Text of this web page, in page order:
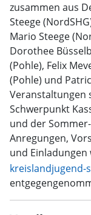
zusammen aus
Steege
Mario Steege
Dorothee
(Pohle), Felix
(Pohle) und
Veranstaltungen
Schwerpunkt
und der
Anregungen,
und
kreislandjugend-